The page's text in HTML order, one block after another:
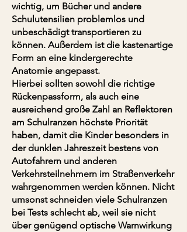
wichtig, um Bücher und andere
Schulutensilien problemlos und
unbeschädigt transportieren zu
können. Außerdem ist die kastenartige
Form an eine kindergerechte
Anatomie angepasst.
Hierbei sollten sowohl die richtige
Rückenpassform, als auch eine
ausreichend große Zahl an Reflektoren
am Schulranzen höchste Priorität
haben, damit die Kinder besonders in
der dunklen Jahreszeit bestens von
Autofahrern und anderen
Verkehrsteilnehmern im Straßenverkehr
wahrgenommen werden können. Nicht
umsonst schneiden viele Schulranzen
bei Tests schlecht ab, weil sie nicht
über genügend optische Warnwirkung